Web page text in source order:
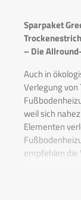
Sparpaket
– Die
Auch in
Verlegung
weil sich
Elementen
empfehlen die
dies